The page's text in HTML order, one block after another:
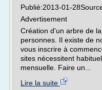
Publié:2013-01-
Advertisement
Création d'un arbre de
personnes. Il existe de
vous inscrire à
sites nécessitent
mensuelle. Faire un...
Lire la suite